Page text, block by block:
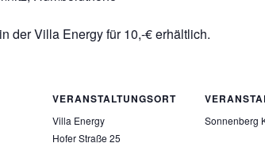
der Villa Energy für 10,-€ erhältlich.
VERANSTALTUNGSORT
Villa Energy
Hofer Straße 25
Sonnenberg